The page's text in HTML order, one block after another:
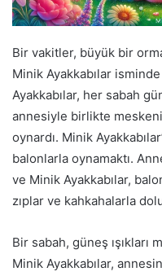
Bir vakitler, büyük bir
Minik Ayakkabılar
Ayakkabılar, her sabah
annesiyle birlikte
oynardı. Minik
balonlarla oynamaktı.
ve Minik Ayakkabılar,
zıplar ve kahkahalarla
Bir sabah, güneş
Minik Ayakkabılar,